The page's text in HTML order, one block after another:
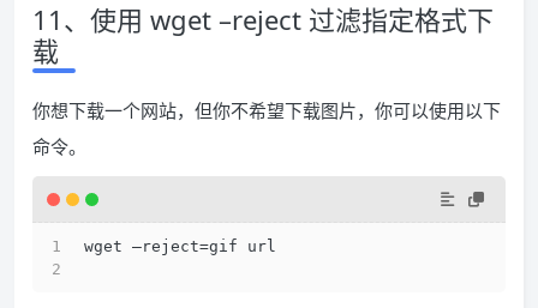
11、使用 wget –reject 过滤指定格式下
载
你想下载一个网站，但你不希望下载图片，你可以使用以下
命令。
wget –reject=gif url